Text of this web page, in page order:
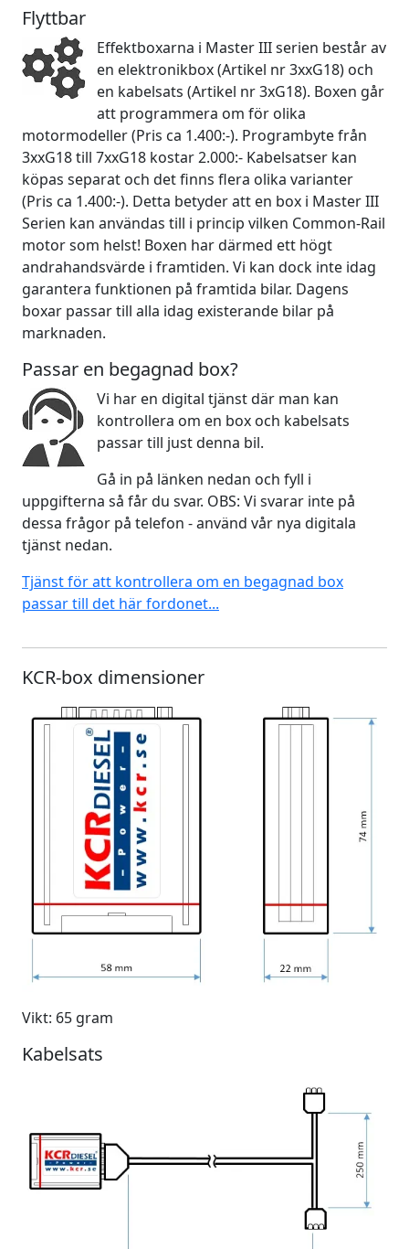
Flyttbar
Effektboxarna i Master III serien består av
en elektronikbox (Artikel nr 3xxG18) och
en kabelsats (Artikel nr 3xG18). Boxen går
att programmera om för olika
motormodeller (Pris ca 1.400:-). Programbyte från
3xxG18 till 7xxG18 kostar 2.000:- Kabelsatser kan
köpas separat och det finns flera olika varianter
(Pris ca 1.400:-). Detta betyder att en box i Master III
Serien kan användas till i princip vilken Common-Rail
motor som helst! Boxen har därmed ett högt
andrahandsvärde i framtiden. Vi kan dock inte idag
garantera funktionen på framtida bilar. Dagens
boxar passar till alla idag existerande bilar på
marknaden.
Passar en begagnad box?
Vi har en digital tjänst där man kan
kontrollera om en box och kabelsats
passar till just denna bil.
Gå in på länken nedan och fyll i
uppgifterna så får du svar. OBS: Vi svarar inte på
dessa frågor på telefon - använd vår nya digitala
tjänst nedan.
Tjänst för att kontrollera om en begagnad box
passar till det här fordonet...
KCR-box dimensioner
Vikt: 65 gram
Kabelsats